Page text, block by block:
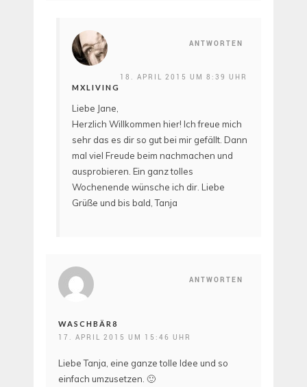
ANTWORTEN
MXLIVING
18. APRIL 2015 UM 8:39 UHR
Liebe Jane,
Herzlich Willkommen hier! Ich freue mich
sehr das es dir so gut bei mir gefällt. Dann
mal viel Freude beim nachmachen und
ausprobieren. Ein ganz tolles
Wochenende wünsche ich dir. Liebe
Grüße und bis bald, Tanja
ANTWORTEN
WASCHBÄR8
17. APRIL 2015 UM 15:46 UHR
Liebe Tanja, eine ganze tolle Idee und so
einfach umzusetzen. 🙂